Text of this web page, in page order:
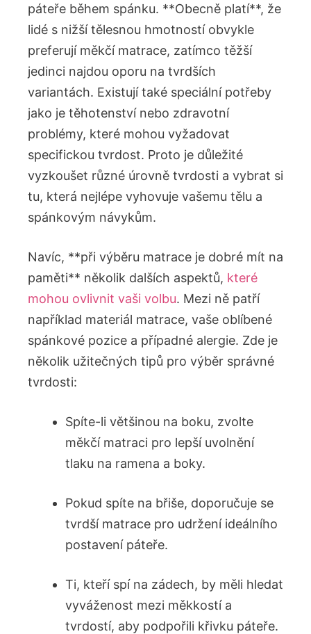
páteře během spánku. **Obecně platí**, že
lidé s nižší tělesnou hmotností obvykle
preferují měkčí matrace, zatímco těžší
jedinci najdou oporu na tvrdších
variantách. Existují také speciální potřeby
jako je těhotenství nebo zdravotní
problémy, které mohou vyžadovat
specifickou tvrdost. Proto je důležité
vyzkoušet různé úrovně tvrdosti a vybrat si
tu, která nejlépe vyhovuje vašemu tělu a
spánkovým návykům.
Navíc, **při výběru matrace je dobré mít na
paměti** několik dalších aspektů, které
mohou ovlivnit vaši volbu. Mezi ně patří
například materiál matrace, vaše oblíbené
spánkové pozice a případné alergie. Zde je
několik užitečných tipů pro výběr správné
tvrdosti:
Spíte-li většinou na boku, zvolte
měkčí matraci pro lepší uvolnění
tlaku na ramena a boky.
Pokud spíte na břiše, doporučuje se
tvrdší matrace pro udržení ideálního
postavení páteře.
Ti, kteří spí na zádech, by měli hledat
vyváženost mezi měkkostí a
tvrdostí, aby podpořili křivku páteře.